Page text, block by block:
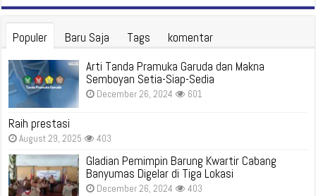
Populer Baru Saja Tags
komentar
Arti Tanda Pramuka Garuda dan Makna
Semboyan Setia-Siap-Sedia
December 26, 2024 601
Raih prestasi
August 29, 2025 403
Gladian Pemimpin Barung Kwartir Cabang
Banyumas Digelar di Tiga Lokasi
December 26, 2024 403